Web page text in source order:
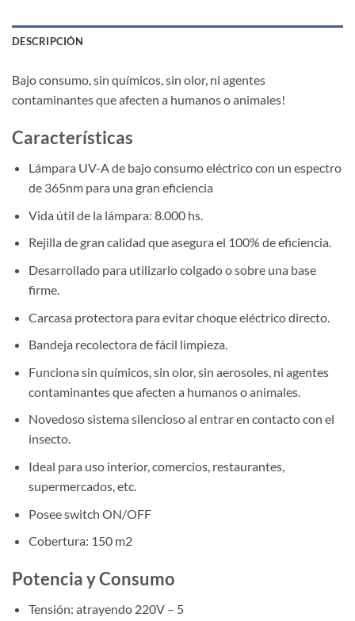
DESCRIPCIÓN
Bajo consumo, sin químicos, sin olor, ni agentes
contaminantes que afecten a humanos o animales!
Características
Lámpara UV-A de bajo consumo eléctrico con un espectro
de 365nm para una gran eficiencia
Vida útil de la lámpara: 8.000 hs.
Rejilla de gran calidad que asegura el 100% de eficiencia.
Desarrollado para utilizarlo colgado o sobre una base
firme.
Carcasa protectora para evitar choque eléctrico directo.
Bandeja recolectora de fácil limpieza.
Funciona sin químicos, sin olor, sin aerosoles, ni agentes
contaminantes que afecten a humanos o animales.
Novedoso sistema silencioso al entrar en contacto con el
insecto.
Ideal para uso interior, comercios, restaurantes,
supermercados, etc.
Posee switch ON/OFF
Cobertura: 150 m2
Potencia y Consumo
Tensión: atrayendo 220V – 5